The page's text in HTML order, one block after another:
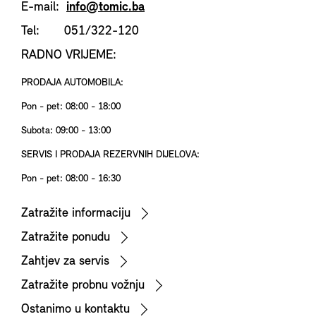
E-mail: info@tomic.ba
Tel: 051/322-120
RADNO VRIJEME:
PRODAJA AUTOMOBILA:
Pon - pet: 08:00 - 18:00
Subota: 09:00 - 13:00
SERVIS I PRODAJA REZERVNIH DIJELOVA:
Pon - pet: 08:00 - 16:30
Zatražite informaciju
Zatražite ponudu
Zahtjev za servis
Zatražite probnu vožnju
Ostanimo u kontaktu